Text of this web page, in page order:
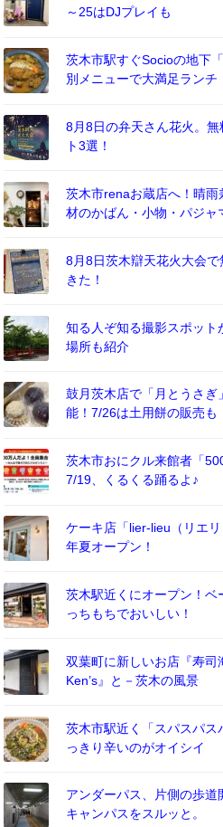
～25はDJプレイも
茨木市駅すぐSocioの地下
別メニューで大満足ランチ
8月8日の弁天さん花火。
ト3選！
茨木市renaお蔵店へ！晴
材のかばん・小物・パジャ
8月8日茨木辯天花火大会
きた！
知る人ぞ知る撮影スポット
場所も紹介
鼓月茨木店で「月とうさ
能！7/26は土用餅の販売も
茨木市おにクル来館者「
7/19、くるくる踊るよ♪
ケーキ店「lier-lieu（リエ
年夏オープン！
茨木駅近くにオープン！ベ
っちもちでおいしい！
双葉町に新しいお店『寿
Ken’s』と－茨木の風景
茨木市駅近く「スパスパス
っきり辛いのがオイシイ
アンダーパス、片側の歩道
キャンパスをスルッと。